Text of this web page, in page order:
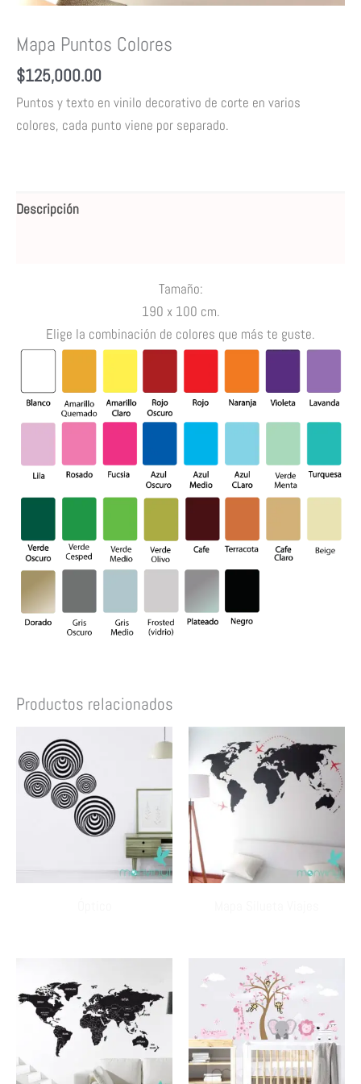
Mapa Puntos Colores
$125,000.00
Puntos y texto en vinilo decorativo de corte en varios
colores, cada punto viene por separado.
Descripción
Tamaño:
190 x 100 cm.
Elige la combinación de colores que más te guste.
Productos relacionados